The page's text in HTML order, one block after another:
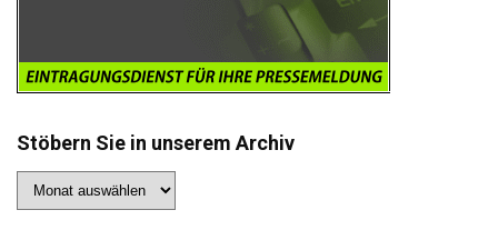
Stöbern Sie in unserem Archiv
Sie